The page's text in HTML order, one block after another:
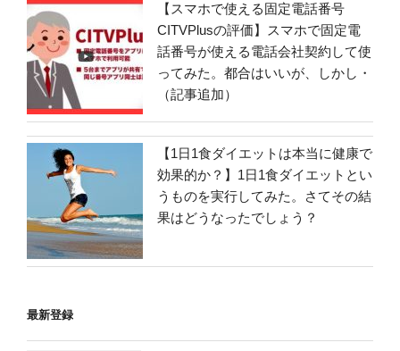
【スマホで使える固定電話番号
CITVPlusの評価】スマホで固定電
話番号が使える電話会社契約して使
ってみた。都合はいいが、しかし・
（記事追加）
【1日1食ダイエットは本当に健康で
効果的か？】1日1食ダイエットとい
うものを実行してみた。さてその結
果はどうなったでしょう？
最新登録